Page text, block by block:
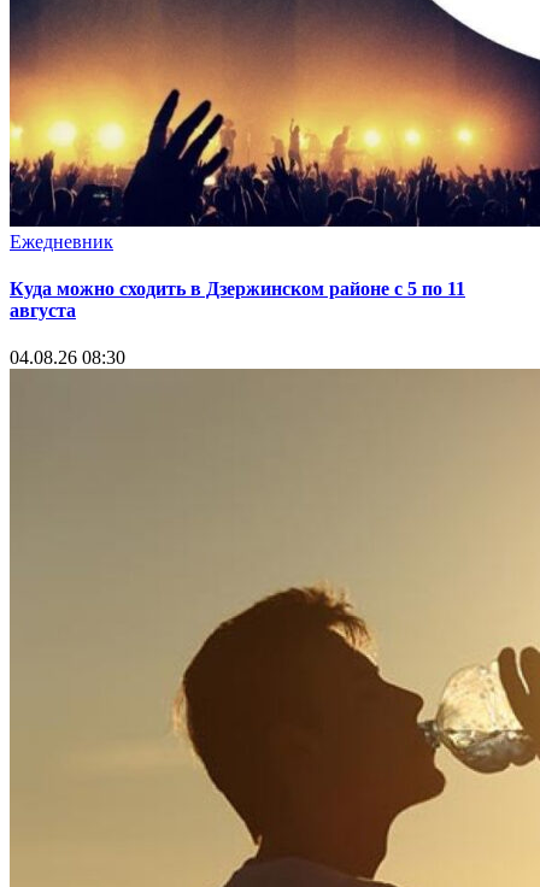
Ежедневник
Куда можно сходить в Дзержинском районе с 5 по 11
августа
04.08.26 08:30